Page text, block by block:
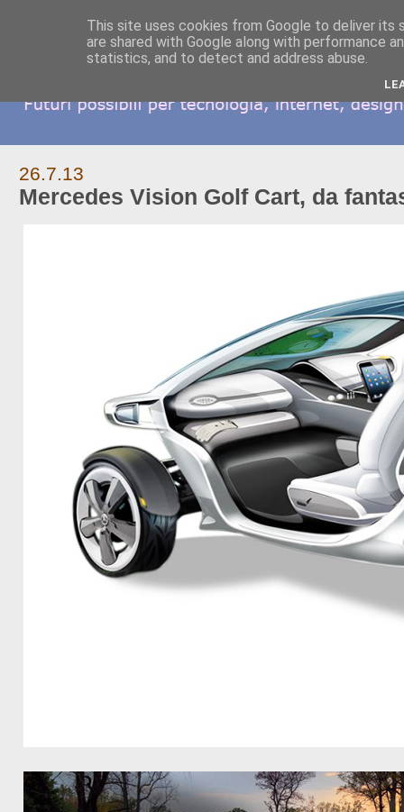
26.7.13
Mercedes Vision Golf Cart, da
This site uses cookies from Google to deliver its
are shared with Google along with performance
statistics, and to detect and address abuse.